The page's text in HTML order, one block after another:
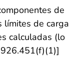
de
límites de carga
calculadas (lo